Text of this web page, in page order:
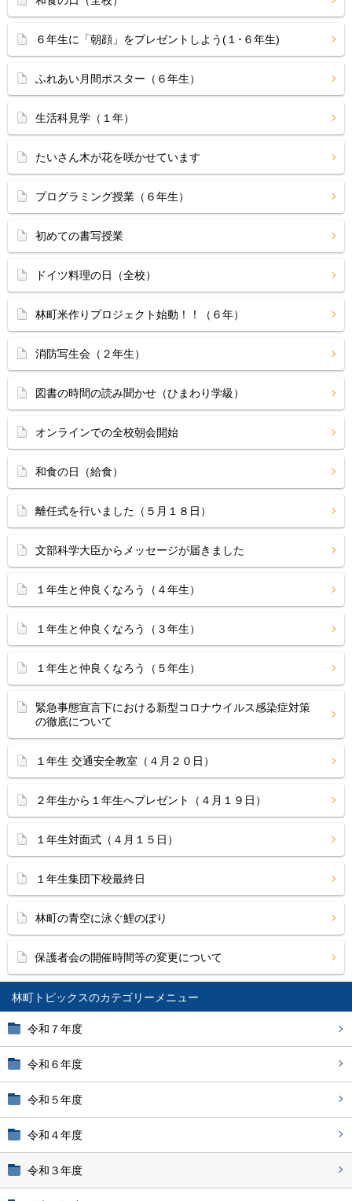
林町トピックス
令和７年度
令和６年度
令和５年度
令和４年度
令和３年度
６年生に「朝顔」をプレゼントしよう(１･６年生)
ふれあい月間ポスター（６年生）
生活科見学（１年）
たいさん木が花を咲かせています
プログラミング授業（６年生）
初めての書写授業
ドイツ料理の日（全校）
林町米作りプロジェクト始動！！（６年）
消防写生会（２年生）
図書の時間の読み聞かせ（ひまわり学級）
オンラインでの全校朝会開始
和食の日（給食）
離任式を行いました（５月１８日）
文部科学大臣からメッセージが届きました
１年生と仲良くなろう（４年生）
１年生と仲良くなろう（３年生）
１年生と仲良くなろう（５年生）
緊急事態宣言下における新型コロナウイルス感染症対策
の徹底について
１年生 交通安全教室（４月２０日）
２年生から１年生へプレゼント（４月１９日）
１年生対面式（４月１５日）
１年生集団下校最終日
林町の青空に泳ぐ鯉のぼり
保護者会の開催時間等の変更について